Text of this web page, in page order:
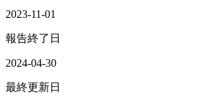
2023-11-01
報告終了日
2024-04-30
最終更新日